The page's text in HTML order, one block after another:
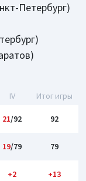
Петербург)
IV Итог игры
21/92 92
19/79 79
+2 +13